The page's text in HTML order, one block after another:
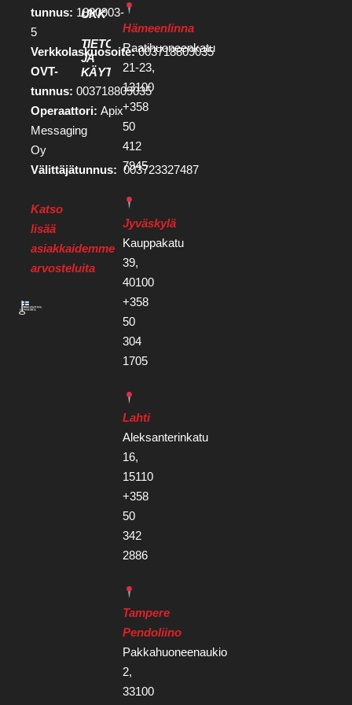
tunnus: 1880903-
5
Verkkolaskuosoite:003718809035
OVT-
tunnus: 003718809035
Operaattori: Apix
Messaging
Oy
Välittäjätunnus: 003723327487
Katso
lisää
asiakkaidemme
arvosteluita
UKK
TIETOSUOJA
JA
KÄYTTÖEHDOT
Hämeenlinna
Raatihuoneenkatu
21-23,
13100
+358
50
412
7945
Jyväskylä
Kauppakatu
39,
40100
+358
50
304
1705
Lahti
Aleksanterinkatu
16,
15110
+358
50
342
2886
Tampere
Pendoliino
Pakkahuoneenaukio
2,
33100